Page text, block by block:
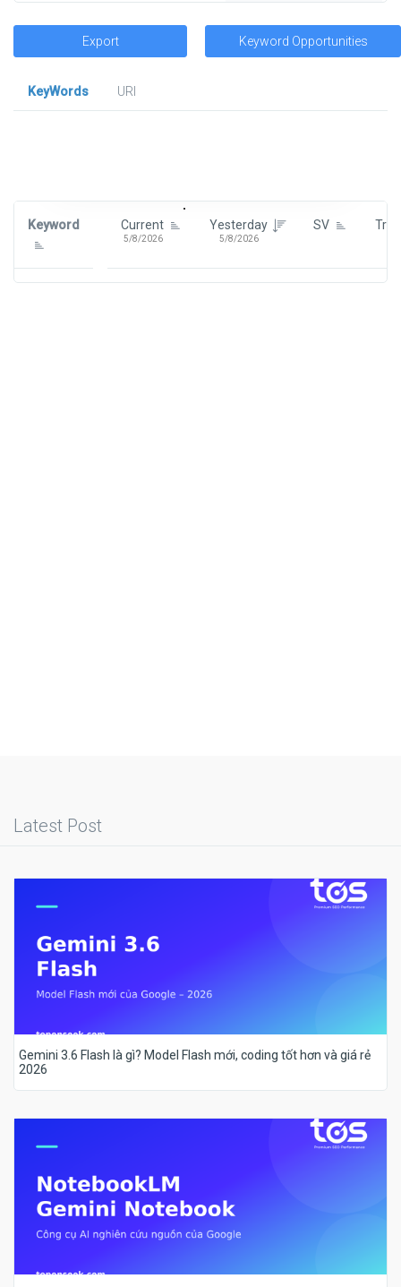
Export Keyword Opportunities
KeyWords
URl
Keyword Current
5/8/2026
Yesterday
5/8/2026
SV
Latest Post
Gemini 3.6 Flash là gì? Model Flash mới, coding tốt hơn và giá rẻ
2026